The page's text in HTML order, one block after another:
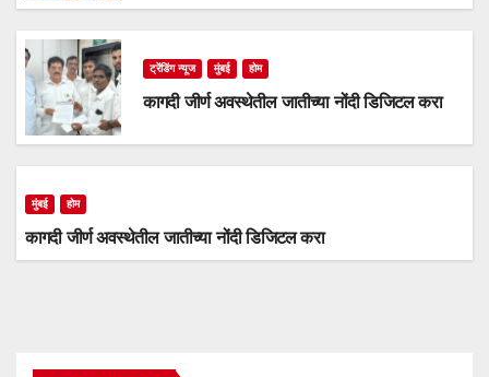
ट्रेंडिंग न्यूज मुंबई होम
कागदी जीर्ण अवस्थेतील जातीच्या नोंदी डिजिटल करा
मुंबई होम
कागदी जीर्ण अवस्थेतील जातीच्या नोंदी डिजिटल करा